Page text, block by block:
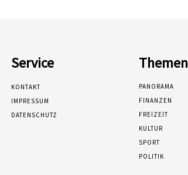
Service
KONTAKT
IMPRESSUM
DATENSCHUTZ
Themen
PANORAMA
FINANZEN
FREIZEIT
KULTUR
SPORT
POLITIK